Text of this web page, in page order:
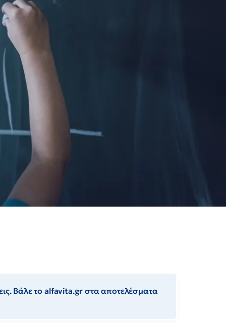
Βάλε το alfavita.gr στα αποτελέσματα